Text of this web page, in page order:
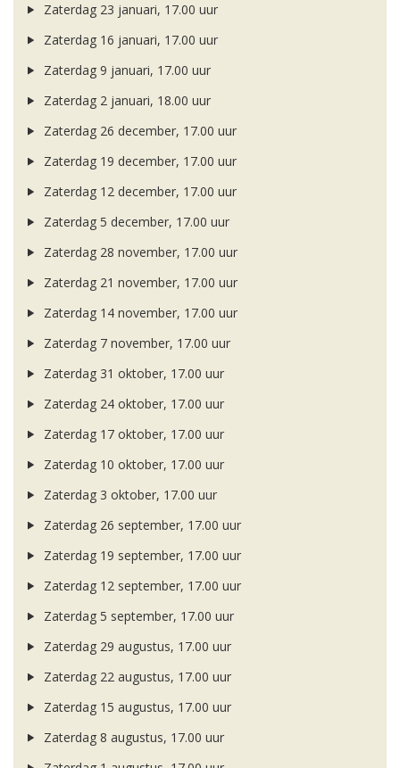
Zaterdag 23 januari, 17.00 uur
Zaterdag 16 januari, 17.00 uur
Zaterdag 9 januari, 17.00 uur
Zaterdag 2 januari, 18.00 uur
Zaterdag 26 december, 17.00 uur
Zaterdag 19 december, 17.00 uur
Zaterdag 12 december, 17.00 uur
Zaterdag 5 december, 17.00 uur
Zaterdag 28 november, 17.00 uur
Zaterdag 21 november, 17.00 uur
Zaterdag 14 november, 17.00 uur
Zaterdag 7 november, 17.00 uur
Zaterdag 31 oktober, 17.00 uur
Zaterdag 24 oktober, 17.00 uur
Zaterdag 17 oktober, 17.00 uur
Zaterdag 10 oktober, 17.00 uur
Zaterdag 3 oktober, 17.00 uur
Zaterdag 26 september, 17.00 uur
Zaterdag 19 september, 17.00 uur
Zaterdag 12 september, 17.00 uur
Zaterdag 5 september, 17.00 uur
Zaterdag 29 augustus, 17.00 uur
Zaterdag 22 augustus, 17.00 uur
Zaterdag 15 augustus, 17.00 uur
Zaterdag 8 augustus, 17.00 uur